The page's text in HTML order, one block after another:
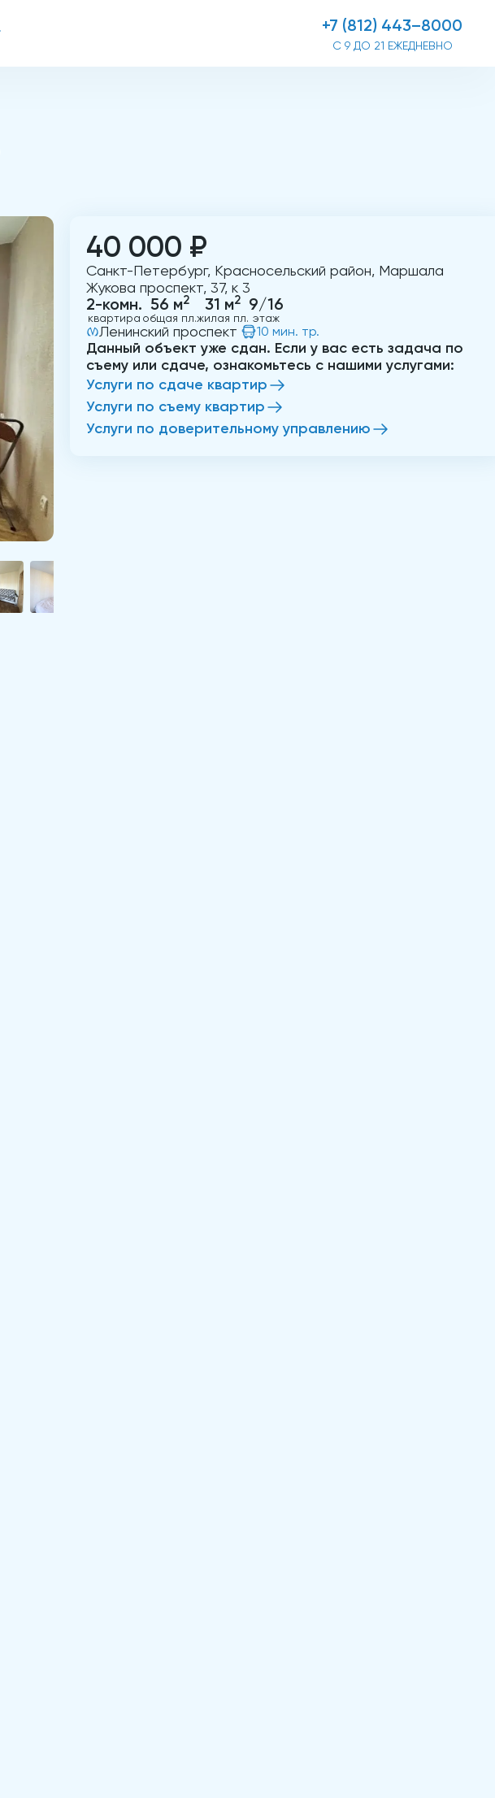
+7 (812) 443–8000
С 9 ДО 21 ЕЖЕДНЕВНО
40 000 ₽
Санкт-Петербург, Красносельский район, Маршала
Жукова проспект, 37, к 3
2-комн.
квартира
56 м2
общая пл.
31 м2
жилая пл.
9/16
этаж
Ленинский проспект 10 мин. тр.
Данный объект уже сдан. Если у вас есть задача по
съему или сдаче, ознакомьтесь с нашими услугами:
Услуги по сдаче квартир
Услуги по съему квартир
Услуги по доверительному управлению